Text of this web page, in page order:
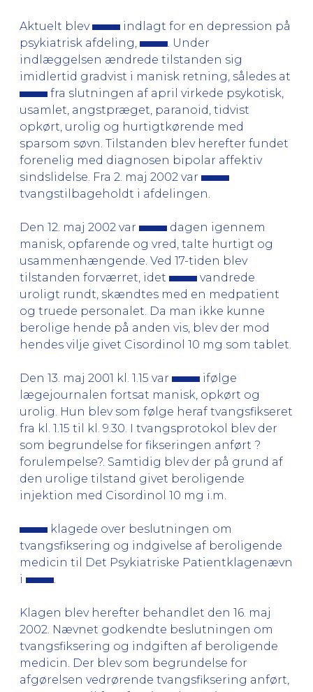
Aktuelt blev
indlagt for en depression på
psykiatrisk afdeling,
. Under
indlæggelsen ændrede tilstanden sig
imidlertid gradvist i manisk retning, således at
fra slutningen af april virkede psykotisk,
usamlet, angstpræget, paranoid, tidvist
opkørt, urolig og hurtigtkørende med
sparsom søvn. Tilstanden blev herefter fundet
forenelig med diagnosen bipolar affektiv
sindslidelse. Fra 2. maj 2002 var
tvangstilbageholdt i afdelingen.
Den 12. maj 2002 var
dagen igennem
manisk, opfarende og vred, talte hurtigt og
usammenhængende. Ved 17-tiden blev
tilstanden forværret, idet
vandrede
uroligt rundt, skændtes med en medpatient
og truede personalet. Da man ikke kunne
berolige hende på anden vis, blev der mod
hendes vilje givet Cisordinol 10 mg som tablet.
Den 13. maj 2001 kl. 1.15 var
ifølge
lægejournalen fortsat manisk, opkørt og
urolig. Hun blev som følge heraf tvangsfikseret
fra kl. 1.15 til kl. 9.30. I tvangsprotokol blev der
som begrundelse for fikseringen anført ?
forulempelse?. Samtidig blev der på grund af
den urolige tilstand givet beroligende
injektion med Cisordinol 10 mg i.m.
klagede over beslutningen om
tvangsfiksering og indgivelse af beroligende
medicin til Det Psykiatriske Patientklagenævn
i
Klagen blev herefter behandlet den 16. maj
2002. Nævnet godkendte beslutningen om
tvangsfiksering og indgiften af beroligende
medicin. Der blev som begrundelse for
afgørelsen vedrørende tvangsfiksering anført,